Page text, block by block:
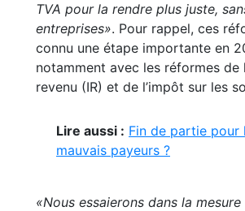
TVA pour la rendre plus juste,
entreprises». Pour rappel, ces
connu une étape importante en
notamment avec les réformes de
revenu (IR) et de l’impôt sur les
Lire aussi : Fin de partie pour
mauvais payeurs ?
«Nous essaierons dans la